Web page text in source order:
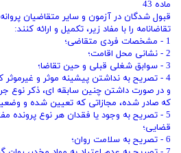
ماده 43
قبول ‌شدگان در آزمون و سایر متقاضیان
تقاضانامه را با مفاد زیر، تکمیل و ارائه کنند:
1 - مشخصات فردی متقاضی؛
2 - نشانی محل اقامت؛
3 - سوابق شغلی قبلی و حین تقاضا؛
4 - تصریح به نداشتن پیشینه موثر و
و در صورت داشتن چنین سابقه ‌ای، ذکر نوع
که صادر شده، مجازاتی که تعیین شده و
5 - تصریح به وجود یا فقدان هر نوع پرونده
قضایی؛
6 - تصریح به سلامت روان؛